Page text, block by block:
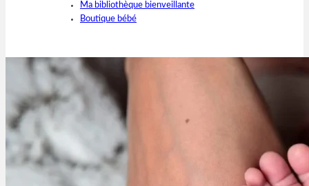
Ma bibliothèque bienveillante
Boutique bébé